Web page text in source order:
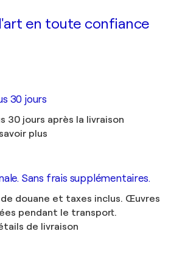
en toute confiance
30 jours
30 jours après la livraison
plus
Sans frais supplémentaires.
douane et taxes inclus. Œuvres
pendant le transport.
de livraison